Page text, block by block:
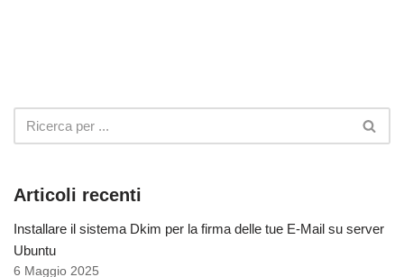
Articoli recenti
Installare il sistema Dkim per la firma delle tue E-Mail su server
Ubuntu
6 Maggio 2025